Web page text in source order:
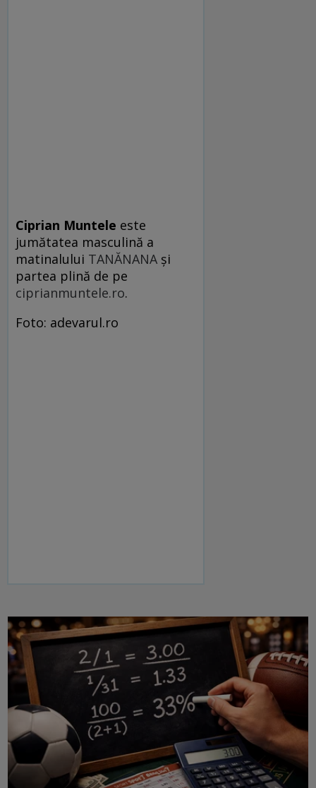
Ciprian Muntele este
jumătatea masculină a
matinalului TANĂNANA şi
partea plină de pe
ciprianmuntele.ro.
Foto: adevarul.ro